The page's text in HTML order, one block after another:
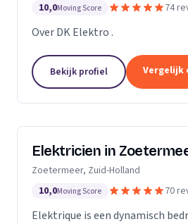
10,0Moving Score 74
Over DK Elektro .
Bekijk profiel Vergelijk
Elektricien in
Zoetermeer, Zuid-Holland
10,0Moving Score 70
Elektrique is een dynamisch